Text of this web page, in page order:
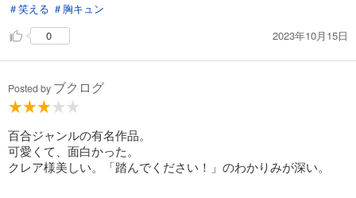
そのあとのおまけショートショートがこの作者さんのは笑えて
良いです。
＃笑える ＃胸キュン
0
2023年10月15日
Posted by ブクログ
百合ジャンルの有名作品。
可愛くて、面白かった。
クレア様美しい。「踏んでください！」のわかりみが深い。